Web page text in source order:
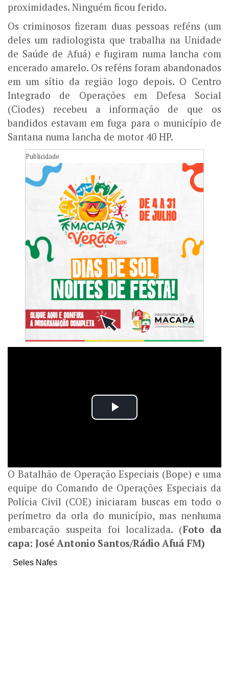
proximidades. Ninguém ficou ferido.
Os criminosos fizeram duas pessoas reféns (um
deles um radiologista que trabalha na Unidade
de Saúde de Afuá) e fugiram numa lancha com
encerado amarelo. Os reféns foram abandonados
em um sítio da região logo depois. O Centro
Integrado de Operações em Defesa Social
(Ciodes) recebeu a informação de que os
bandidos estavam em fuga para o município de
Santana numa lancha de motor 40 HP.
Publicidade
O Batalhão de Operação Especiais (Bope) e uma
equipe do Comando de Operações Especiais da
Polícia Civil (COE) iniciaram buscas em todo o
perímetro da orla do município, mas nenhuma
embarcação suspeita foi localizada. (Foto da
capa: José Antonio Santos/Rádio Afuá FM)
Seles Nafes